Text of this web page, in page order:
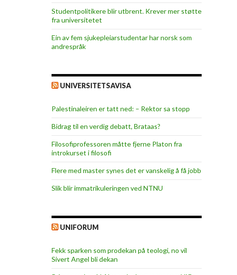
Studentpolitikere blir utbrent. Krever mer støtte
fra universitetet
Ein av fem sjukepleiar­studentar har norsk som
andrespråk
UNIVERSITETSAVISA
Palestinaleiren er tatt ned: – Rektor sa stopp
Bidrag til en verdig debatt, Brataas?
Filosofiprofessoren måtte fjerne Platon fra
introkurset i filosofi
Flere med master synes det er vanskelig å få jobb
Slik blir immatrikuleringen ved NTNU
UNIFORUM
Fekk sparken som prodekan på teologi, no vil
Sivert Angel bli dekan